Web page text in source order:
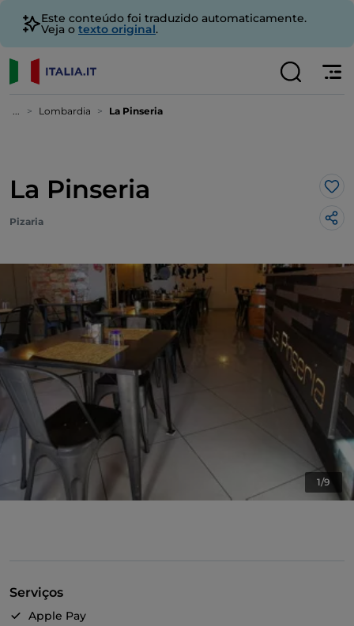
Este conteúdo foi traduzido automaticamente.
Veja o texto original.
... Lombardia La Pinseria
La Pinseria
Pizaria
1/9
Serviços
Apple Pay